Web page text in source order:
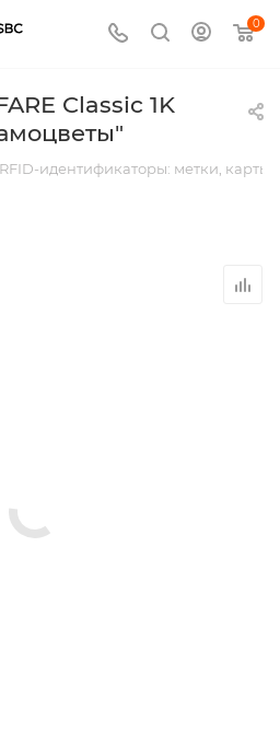
0
Classic 1K
RFID-идентификаторы: метки,